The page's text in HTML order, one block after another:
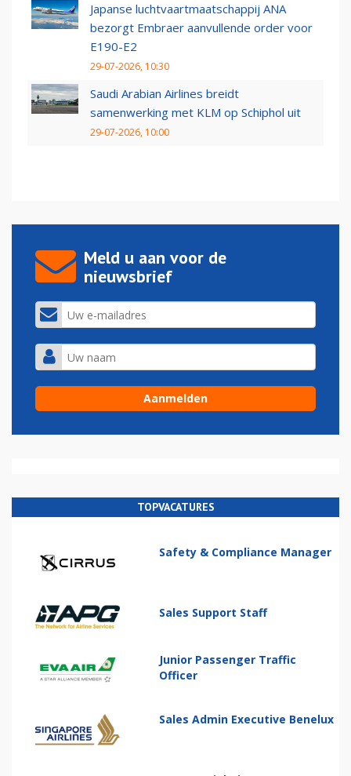
Japanse luchtvaartmaatschappij ANA
bezorgt Embraer aanvullende order voor
E190-E2
29-07-2026, 10:30
Saudi Arabian Airlines breidt
samenwerking met KLM op Schiphol uit
29-07-2026, 10:00
Meld u aan voor de
nieuwsbrief
TOPVACATURES
Safety & Compliance Manager
Sales Support Staff
Junior Passenger Traffic
Officer
Sales Admin Executive Benelux